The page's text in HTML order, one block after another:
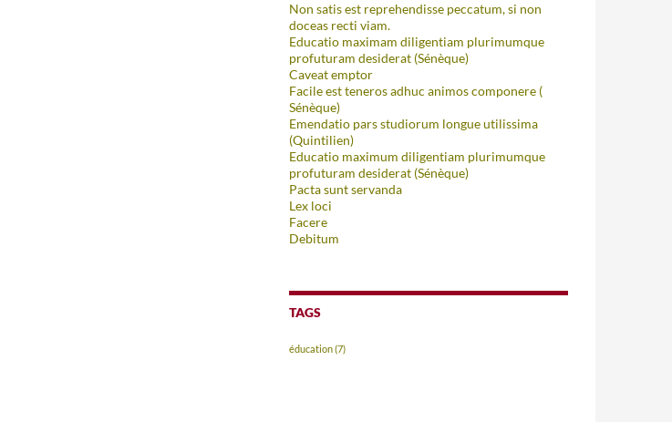
Non satis est reprehendisse peccatum, si non
doceas recti viam.
Educatio maximam diligentiam plurimumque
profuturam desiderat (Sénèque)
Caveat emptor
Facile est teneros adhuc animos componere (
Sénèque)
Emendatio pars studiorum longue utilissima
(Quintilien)
Educatio maximum diligentiam plurimumque
profuturam desiderat (Sénèque)
Pacta sunt servanda
Lex loci
Facere
Debitum
TAGS
éducation(7)